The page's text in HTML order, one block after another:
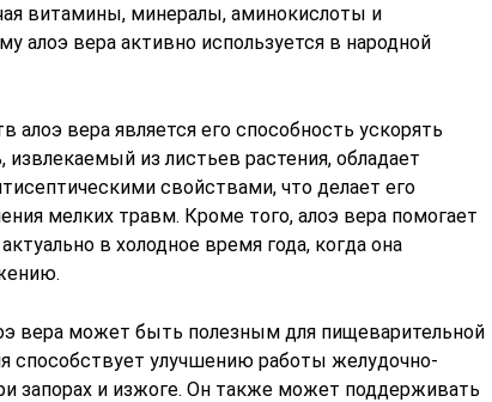
витамины, минералы, аминокислоты и
алоэ вера активно используется в народной
вера является его способность ускорять
из листьев растения, обладает
свойствами, что делает его
мелких травм. Кроме того, алоэ вера помогает
в холодное время года, когда она
вера может быть полезным для пищеварительной
способствует улучшению работы желудочно-
запорах и изжоге. Он также может поддерживать